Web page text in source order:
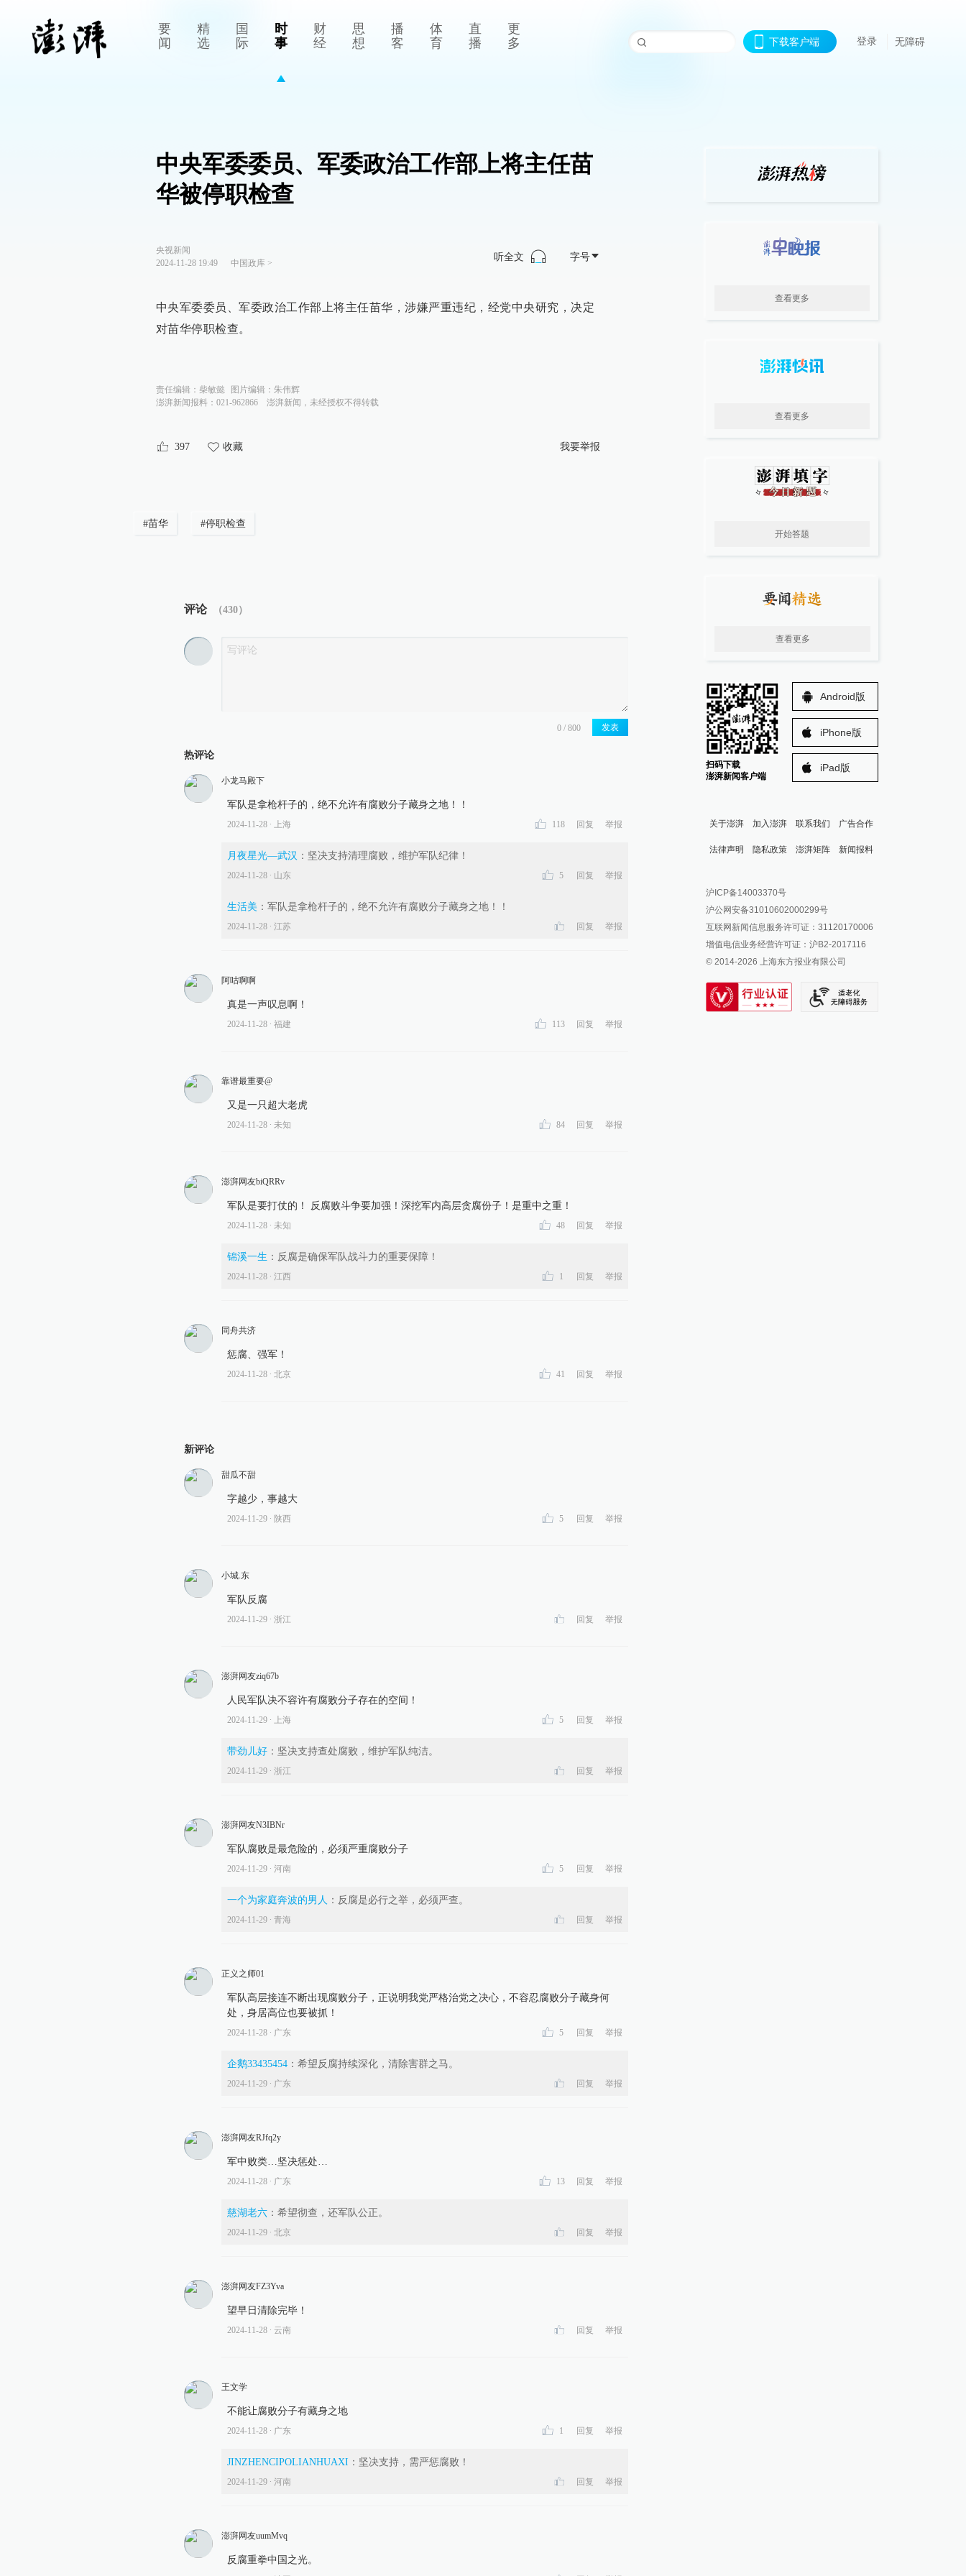
要
闻
精
选
国
际
时
事
财
经
思
想
播
客
体
育
直
播
更
多
下载客户端 登录 无障碍
中央军委委员、军委政治工作部上将主任苗
华被停职检查
央视新闻
2024-11-28 19:49
中国政库>
听全文 字号
中央军委委员、军委政治工作部上将主任苗华，涉嫌严重违纪，经党中央研究，决定
对苗华停职检查。
责任编辑： 柴敏懿 图片编辑： 朱伟辉
澎湃新闻报料：021-962866
澎湃新闻，未经授权不得转载
397 收藏 我要举报
#苗华 #停职检查
评论 （430）
发表
热评论
小龙马殿下
军队是拿枪杆子的，绝不允许有腐败分子藏身之地！！
2024-11-28 ∙ 上海 118 回复 举报
月夜星光—武汉 ： 坚决支持清理腐败，维护军队纪律！
2024-11-28 ∙ 山东 5 回复 举报
生活美 ： 军队是拿枪杆子的，绝不允许有腐败分子藏身之地！！
2024-11-28 ∙ 江苏 回复 举报
阿咕啊啊
真是一声叹息啊！
2024-11-28 ∙ 福建 113 回复 举报
靠谱最重要@
又是一只超大老虎
2024-11-28 ∙ 未知 84 回复 举报
澎湃网友biQRRv
军队是要打仗的！ 反腐败斗争要加强！深挖军内高层贪腐份子！是重中之重！
2024-11-28 ∙ 未知 48 回复 举报
锦溪一生 ： 反腐是确保军队战斗力的重要保障！
2024-11-28 ∙ 江西 1 回复 举报
同舟共济
惩腐、强军！
2024-11-28 ∙ 北京 41 回复 举报
新评论
甜瓜不甜
字越少，事越大
2024-11-29 ∙ 陕西 5 回复 举报
小城.东
军队反腐
2024-11-29 ∙ 浙江 回复 举报
澎湃网友ziq67b
人民军队决不容许有腐败分子存在的空间！
2024-11-29 ∙ 上海 5 回复 举报
带劲儿好 ： 坚决支持查处腐败，维护军队纯洁。
2024-11-29 ∙ 浙江 回复 举报
澎湃网友N3IBNr
军队腐败是最危险的，必须严重腐败分子
2024-11-29 ∙ 河南 5 回复 举报
一个为家庭奔波的男人 ： 反腐是必行之举，必须严查。
2024-11-29 ∙ 青海 回复 举报
正义之师01
军队高层接连不断出现腐败分子，正说明我党严格治党之决心，不容忍腐败分子藏身何
处，身居高位也要被抓！
2024-11-28 ∙ 广东 5 回复 举报
企鹅33435454 ： 希望反腐持续深化，清除害群之马。
2024-11-29 ∙ 广东 回复 举报
澎湃网友RJfq2y
军中败类…坚决惩处…
2024-11-28 ∙ 广东 13 回复 举报
慈湖老六 ： 希望彻查，还军队公正。
2024-11-29 ∙ 北京 回复 举报
澎湃网友FZ3Yva
望早日清除完毕！
2024-11-28 ∙ 云南 回复 举报
王文学
不能让腐败分子有藏身之地
2024-11-28 ∙ 广东 1 回复 举报
JINZHENCIPOLIANHUAXI ： 坚决支持，需严惩腐败！
2024-11-29 ∙ 河南 回复 举报
澎湃网友uumMvq
反腐重拳中国之光。
查看更多
查看更多
开始答题
查看更多
扫码下载
澎湃新闻客户端
Android版
iPhone版
iPad版
关于澎湃 加入澎湃 联系我们 广告合作
法律声明 隐私政策 澎湃矩阵
澎湃新闻公众号
澎湃新闻抖音号
派生万物开放平台
IP SHANGHAI
SIXTH TONE
新闻报料
报料邮箱: news@thepaper.cn
沪ICP备14003370号
沪公网安备31010602000299号
互联网新闻信息服务许可证：31120170006
增值电信业务经营许可证：沪B2-2017116
© 2014-2026 上海东方报业有限公司